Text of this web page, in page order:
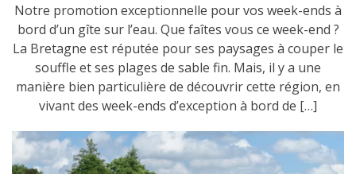
Notre promotion exceptionnelle pour vos week-ends à
bord d’un gîte sur l’eau. Que faîtes vous ce week-end ?
La Bretagne est réputée pour ses paysages à couper le
souffle et ses plages de sable fin. Mais, il y a une
manière bien particulière de découvrir cette région, en
vivant des week-ends d’exception à bord de […]